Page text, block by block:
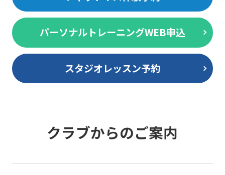
パーソナルトレーニングWEB申込
スタジオレッスン予約
クラブからのご案内